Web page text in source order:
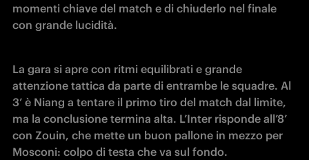
momenti chiave del match e di chiuderlo nel finale
con grande lucidità.
La gara si apre con ritmi equilibrati e grande
attenzione tattica da parte di entrambe le squadre. Al
3’ è Niang a tentare il primo tiro del match dal limite,
ma la conclusione termina alta. L’Inter risponde all’8’
con Zouin, che mette un buon pallone in mezzo per
Mosconi: colpo di testa che va sul fondo.